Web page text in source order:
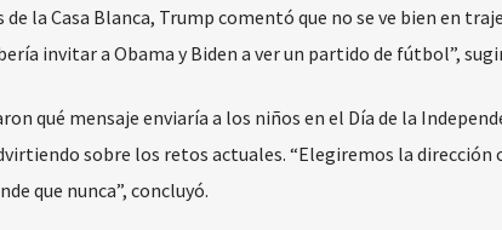
la Casa Blanca, Trump comentó que no se ve bien en
invitar a Obama y Biden a ver un partido de fútbol”,
qué mensaje enviaría a los niños en el Día de la
sobre los retos actuales. “Elegiremos la dirección
que nunca”, concluyó.